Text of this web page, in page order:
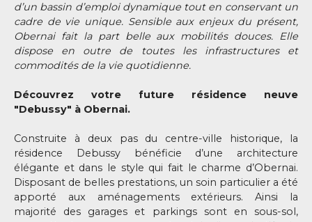
d’un bassin d’emploi dynamique tout en conservant un
cadre de vie unique. Sensible aux enjeux du présent,
Obernai fait la part belle aux mobilités douces. Elle
dispose en outre de toutes les infrastructures et
commodités de la vie quotidienne.
Découvrez votre future résidence neuve
"Debussy" à Obernai.
Construite à deux pas du centre-ville historique, la
résidence Debussy bénéficie d’une architecture
élégante et dans le style qui fait le charme d’Obernai.
Disposant de belles prestations, un soin particulier a été
apporté aux aménagements extérieurs. Ainsi la
majorité des garages et parkings sont en sous-sol,